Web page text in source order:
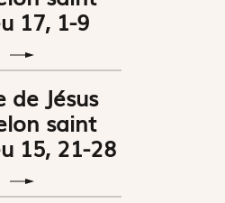
17, 1-9
de Jésus
saint
15, 21-28